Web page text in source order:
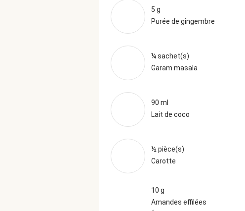
5 g
Purée de gingembre
¼ sachet(s)
Garam masala
90 ml
Lait de coco
½ pièce(s)
Carotte
10 g
Amandes effilées